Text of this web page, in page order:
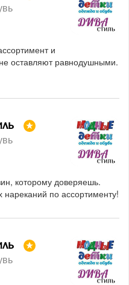
и
оставляют равнодушными.
которому доверяешь.
нареканий по ассортименту!